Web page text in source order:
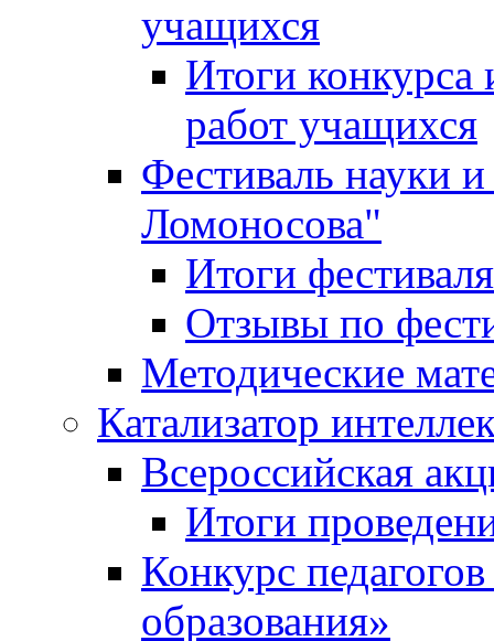
учащихся
Итоги конкурса
работ учащихся
Фестиваль науки
Ломоносова"
Итоги фестиваля
Отзывы по
Методические
Катализатор
Всероссийская
Итоги
Конкурс
образования»